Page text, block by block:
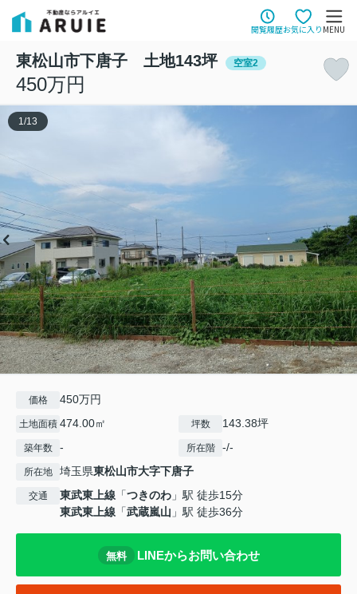
閲覧履歴お気に入り MENU
東松山市下唐子 土地143坪 空室2
450万円
1/13
価格 450万円
土地面積 474.00㎡ 坪数 143.38坪
築年数 - 所在階 -/-
所在地 埼玉県東松山市大字下唐子
交通 東武東上線 「つきのわ 」駅 徒歩15分
東武東上線 「武蔵嵐山 」駅 徒歩36分
無料 LINEからお問い合わせ